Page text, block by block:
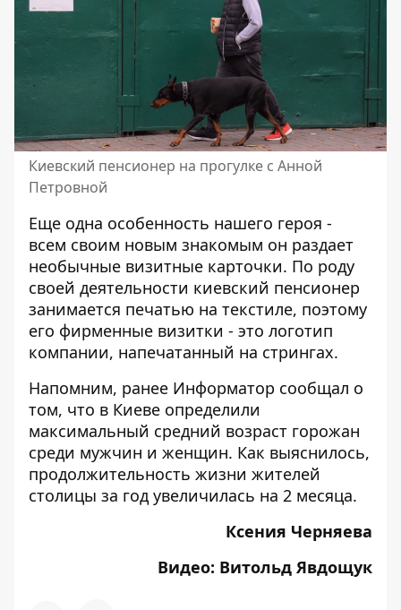
Киевский пенсионер на прогулке с Анной
Петровной
Еще одна особенность нашего героя -
всем своим новым знакомым он раздает
необычные визитные карточки. По роду
своей деятельности киевский пенсионер
занимается печатью на текстиле, поэтому
его фирменные визитки - это логотип
компании, напечатанный на стрингах.
Напомним, ранее Информатор сообщал о
том, что в Киеве определили
максимальный средний возраст горожан
среди мужчин и женщин. Как выяснилось,
продолжительность жизни жителей
столицы за год увеличилась на 2 месяца.
Ксения Черняева
Видео: Витольд Явдощук